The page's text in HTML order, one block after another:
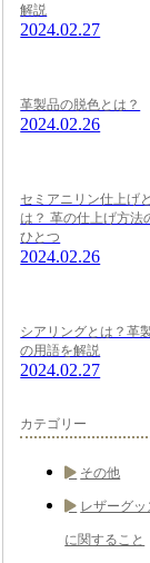
解説
2024.02.27
革製品の脱色とは？
2024.02.26
セミアニリン仕上げと
は？ 革の仕上げ方法
ひとつ
2024.02.26
シアリングとは？革
の用語を解説
2024.02.27
カテゴリー
その他
レザーグッ
に関すること